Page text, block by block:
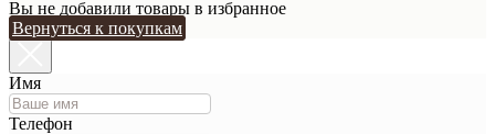
Вы не добавили товары в избранное
Вернуться к покупкам
Имя
Телефон